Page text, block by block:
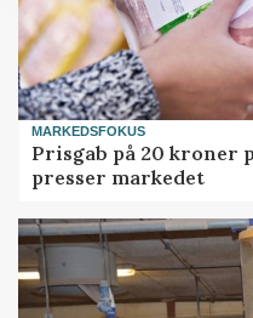
MARKEDSFOKUS
Prisgab på 20 kroner
presser markedet